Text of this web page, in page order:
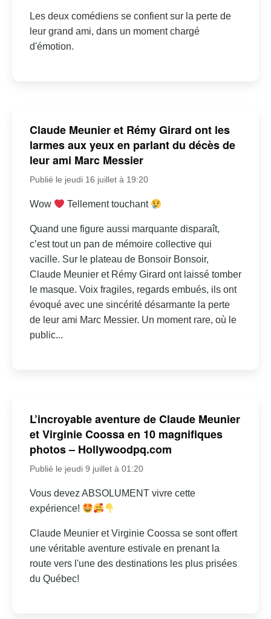
Les deux comédiens se confient sur la perte de
leur grand ami, dans un moment chargé
d'émotion.
Claude Meunier et Rémy Girard ont les
larmes aux yeux en parlant du décès de
leur ami Marc Messier
Publié le jeudi 16 juillet à 19:20
Wow Tellement touchant
Quand une figure aussi marquante disparaît,
c’est tout un pan de mémoire collective qui
vacille. Sur le plateau de Bonsoir Bonsoir,
Claude Meunier et Rémy Girard ont laissé tomber
le masque. Voix fragiles, regards embués, ils ont
évoqué avec une sincérité désarmante la perte
de leur ami Marc Messier. Un moment rare, où le
public...
L’incroyable aventure de Claude Meunier
et Virginie Coossa en 10 magnifiques
photos – Hollywoodpq.com
Publié le jeudi 9 juillet à 01:20
Vous devez ABSOLUMENT vivre cette
expérience!
Claude Meunier et Virginie Coossa se sont offert
une véritable aventure estivale en prenant la
route vers l'une des destinations les plus prisées
du Québec!